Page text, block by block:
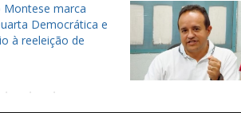
marca
Democrática e
reeleição de